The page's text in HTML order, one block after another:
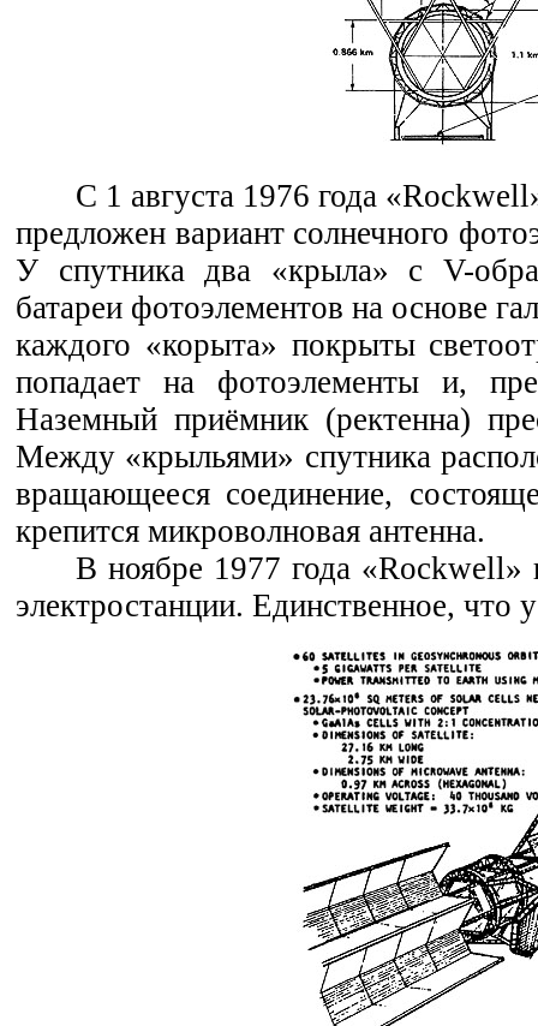
С 1 августа 1976 года
предложен вариант солнечного
У спутника два «крыла» с V-
батареи фотоэлементов на основе
каждого «корыта» покрыты
попадает на фотоэлементы и,
Наземный приёмник (ректенна)
Между «крыльями» спутника
вращающееся соединение,
крепится микроволновая антенна.
В ноябре 1977 года «Rockwell»
электростанции. Единственное, что